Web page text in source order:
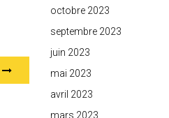
octobre 2023
septembre 2023
juin 2023
mai 2023
avril 2023
mars 2023